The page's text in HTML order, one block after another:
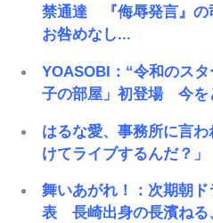
禁通達 『侮辱発言』の
お咎めなし...
YOASOBI：“令和のス
子の部屋」初登場 今を
はるな愛、事務所に言
けてライブするんだ？」
舞いあがれ！：次期朝
表 長崎出身の長濱ねる